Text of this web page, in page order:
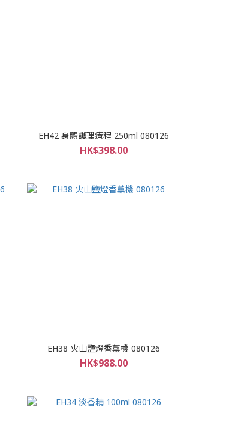
EH42 身體護理療程 250ml 080126
HK$398.00
EH38 火山鹽燈香薰機 080126
HK$988.00